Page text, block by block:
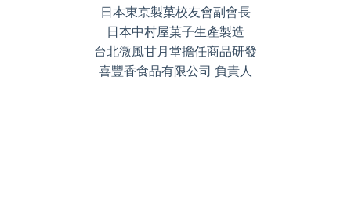
日本東京製菓校友會副會長
日本中村屋菓子生產製造
台北微風甘月堂擔任商品研發
喜豐香食品有限公司 負責人